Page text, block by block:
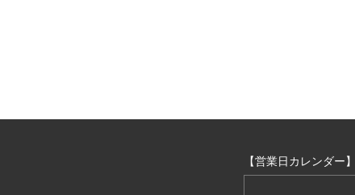
【営業日カレンダー】